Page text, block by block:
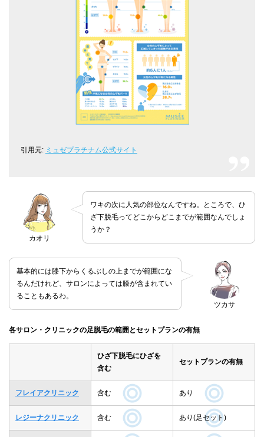
引用元: ミュゼプラチナム公式サイト
カオリ
ワキの次に人気の部位なんですね。ところで、ひ
ざ下脱毛ってどこからどこまでが範囲なんでしょ
うか？
ツカサ
基本的には膝下からくるぶしの上までが範囲にな
るんだけれど、サロンによっては膝が含まれてい
ることもあるわ。
各サロン・クリニックの足脱毛の範囲とセットプランの有無
ひざ下脱毛にひざを
含む
セットプランの有無
フレイアクリニック 含む あり
レジーナクリニック 含む あり(足セット)